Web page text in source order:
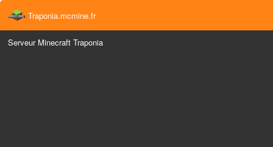
Traponia.mcmine.fr
Serveur Minecraft Traponia